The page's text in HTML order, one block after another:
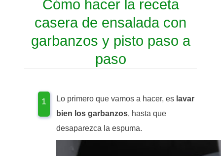
Cómo hacer la receta
casera de ensalada con
garbanzos y pisto paso a
paso
Lo primero que vamos a hacer, es lavar
bien los garbanzos, hasta que
desaparezca la espuma.